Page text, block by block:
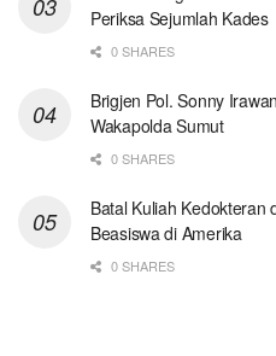
Periksa Sejumlah Kades
0 SHARES
Brigjen Pol. Sonny
Wakapolda Sumut
0 SHARES
Batal Kuliah Kedokteran
Beasiswa di Amerika
0 SHARES